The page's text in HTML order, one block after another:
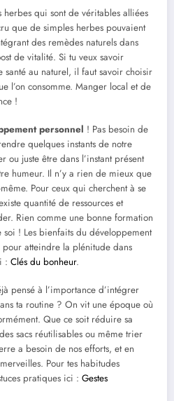
herbes qui sont de véritables alliées
que de simples herbes pouvaient
des remèdes naturels dans
de vitalité. Si tu veux savoir
santé au naturel, il faut savoir choisir
l’on consomme. Manger local et de
!
personnel ! Pas besoin de
quelques instants de notre
juste être dans l’instant présent
humeur. Il n’y a rien de mieux que
Pour ceux qui cherchent à se
quantité de ressources et
Rien comme une bonne formation
! Les bienfaits du développement
atteindre la plénitude dans
: Clés du bonheur.
pensé à l’importance d’intégrer
ta routine ? On vit une époque où
Que ce soit réduire sa
sacs réutilisables ou même trier
a besoin de nos efforts, et en
Pour tes habitudes
pratiques ici : Gestes